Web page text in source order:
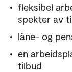
fleksibel
spekter av
låne- og
en
tilbud